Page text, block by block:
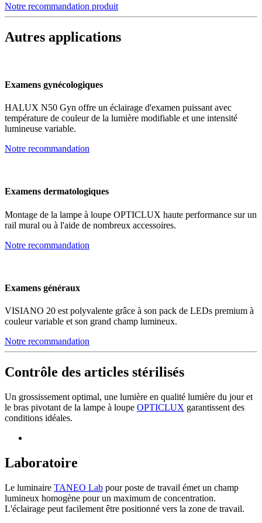
Notre recommandation produit
Autres applications
Examens gynécologiques
HALUX N50 Gyn offre un éclairage d'examen puissant avec
température de couleur de la lumière modifiable et une intensité
lumineuse variable.
Notre recommandation
Examens dermatologiques
Montage de la lampe à loupe OPTICLUX haute performance sur un
rail mural ou à l'aide de nombreux accessoires.
Notre recommandation
Examens généraux
VISIANO 20 est polyvalente grâce à son pack de LEDs premium à
couleur variable et son grand champ lumineux.
Notre recommandation
Contrôle des articles stérilisés
Un grossissement optimal, une lumière en qualité lumière du jour et
le bras pivotant de la lampe à loupe OPTICLUX garantissent des
conditions idéales.
Laboratoire
Le luminaire TANEO Lab pour poste de travail émet un champ
lumineux homogène pour un maximum de concentration.
L'éclairage peut facilement être positionné vers la zone de travail.